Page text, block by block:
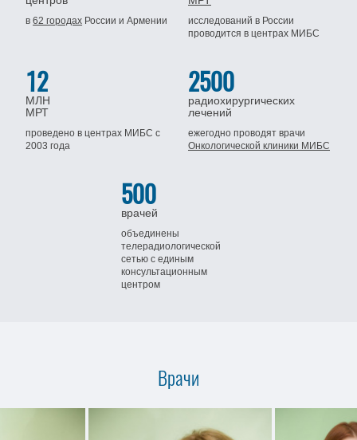
в62 городах Россиии Армении
исследований в России
проводится в центрах МИБС
12
МЛН
МРТ
проведено в центрах МИБСс
2003 года
2500
радиохирургических
лечений
ежегодно проводят врачи
Онкологической клиники МИБС
500
врачей
объединены
телерадиологической
сетью с единым
консультационным
центром
Врачи